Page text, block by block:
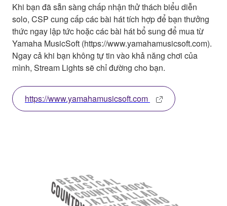
Khi bạn đã sẵn sàng chấp nhận thử thách biểu diễn
solo, CSP cung cấp các bài hát tích hợp để bạn thưởng
thức ngay lập tức hoặc các bài hát bổ sung để mua từ
Yamaha MusicSoft (https://www.yamahamusicsoft.com).
Ngay cả khi bạn không tự tin vào khả năng chơi của
mình, Stream Lights sẽ chỉ đường cho bạn.
https://www.yamahamusicsoft.com